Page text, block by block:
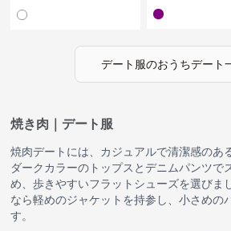
デート服のおうちデート
焼き肉｜デート服
焼肉デートには、カジュアルで清潔感のあ
ダークカラーのトップスとデニムパンツで
め、歩きやすいフラットシューズを選びま
なら軽めのジャケットを持参し、小さめの
す。